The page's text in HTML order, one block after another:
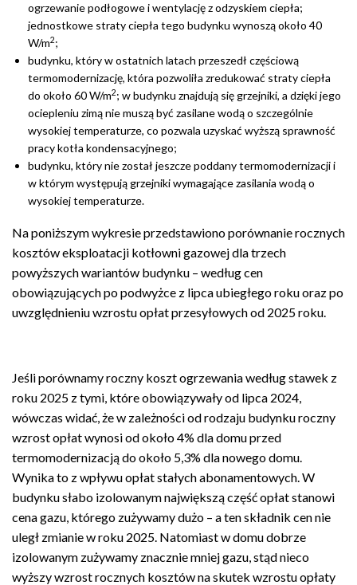
ogrzewanie podłogowe i wentylację z odzyskiem ciepła;
jednostkowe straty ciepła tego budynku wynoszą około 40
W/m2;
budynku, który w ostatnich latach przeszedł częściową
termomodernizację, która pozwoliła zredukować straty ciepła
do około 60 W/m2; w budynku znajdują się grzejniki, a dziękijego
ociepleniu zimą nie muszą być zasilane wodą o szczególnie
wysokiej temperaturze, co pozwala uzyskać wyższą sprawność
pracy kotła kondensacyjnego;
budynku, który nie został jeszcze poddany termomodernizacji i
w którym występują grzejniki wymagające zasilania wodą o
wysokiej temperaturze.
Na poniższym wykresie przedstawiono porównanie rocznych
kosztów eksploatacji kotłowni gazowej dla trzech
powyższych wariantów budynku – według cen
obowiązujących po podwyżce z lipca ubiegłego roku oraz po
uwzględnieniu wzrostu opłat przesyłowych od 2025 roku.
Jeśli porównamy roczny koszt ogrzewania według stawek z
roku 2025 z tymi, które obowiązywały od lipca 2024,
wówczas widać, że w zależności od rodzaju budynku roczny
wzrost opłat wynosi od około 4% dla domu przed
termomodernizacją do około 5,3% dla nowego domu.
Wynika to z wpływu opłat stałych abonamentowych. W
budynku słabo izolowanym największą część opłat stanowi
cena gazu, którego zużywamy dużo – a ten składnik cen nie
uległ zmianie w roku 2025. Natomiast w domu dobrze
izolowanym zużywamy znacznie mniej gazu, stąd nieco
wyższy wzrost rocznych kosztów na skutek wzrostu opłaty